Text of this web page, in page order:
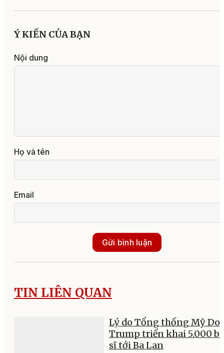
Ý KIẾN CỦA BẠN
Nội dung
Họ và tên
Email
Gửi bình luận
TIN LIÊN QUAN
Lý do Tổng thống Mỹ
Trump triển khai 5.000
sĩ tới Ba Lan